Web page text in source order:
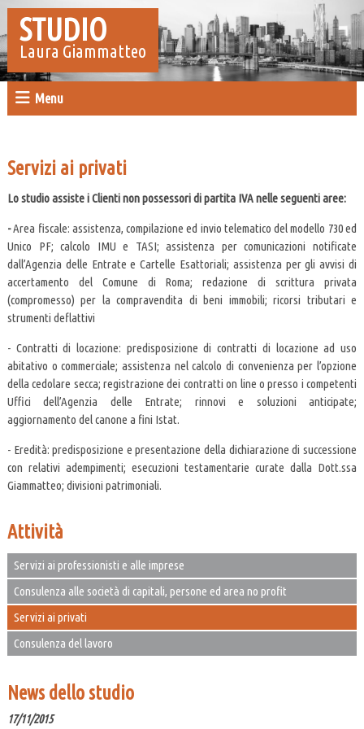
STUDIO
Laura Giammatteo
Menu
Servizi ai privati
Lo studio assiste i Clienti non possessori di partita IVA nelle seguenti aree:
-Area fiscale: assistenza, compilazione ed invio telematico del modello 730 ed
Unico PF; calcolo IMU e TASI; assistenza per comunicazioni notificate
dall’Agenzia delle Entrate e Cartelle Esattoriali; assistenza per gli avvisi di
accertamento del Comune di Roma; redazione di scrittura privata
(compromesso) per la compravendita di beni immobili; ricorsi tributari e
strumenti deflattivi
- Contratti di locazione: predisposizione di contratti di locazione ad uso
abitativo o commerciale; assistenza nel calcolo di convenienza per l’opzione
della cedolare secca; registrazione dei contratti on line o presso i competenti
Uffici dell’Agenzia delle Entrate; rinnovi e soluzioni anticipate;
aggiornamento del canone a fini Istat.
- Eredità: predisposizione e presentazione della dichiarazione di successione
con relativi adempimenti; esecuzioni testamentarie curate dalla Dott.ssa
Giammatteo; divisioni patrimoniali.
Attività
Servizi ai professionisti e alle imprese
Consulenza alle società di capitali, persone ed area no profit
Servizi ai privati
Consulenza del lavoro
News dello studio
17/11/2015